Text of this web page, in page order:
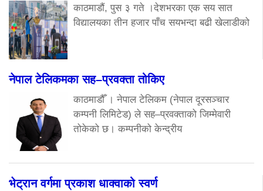
काठमाडौं, पुस ३ गते ।देशभरका एक सय सात
विद्यालयका तीन हजार पाँच सयभन्दा बढी खेलाडीको
नेपाल टेलिकमका सह–प्रवक्ता तोकिए
काठमाडौँ । नेपाल टेलिकम (नेपाल दूरसञ्चार
कम्पनी लिमिटेड) ले सह–प्रवक्ताको जिम्मेवारी
तोकेको छ। कम्पनीको केन्द्रीय
भेट्रान वर्गमा प्रकाश धाक्वाको स्वर्ण